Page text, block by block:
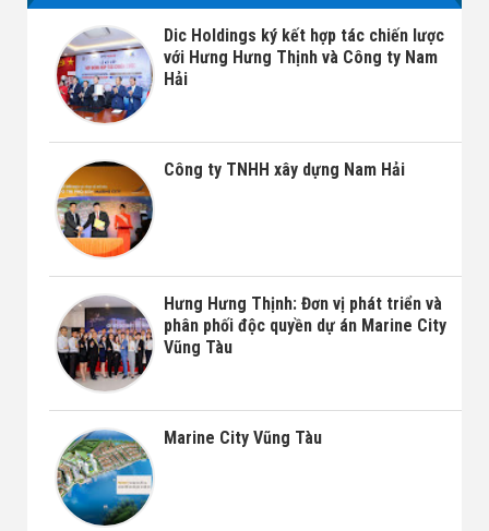
Dic Holdings ký kết hợp tác chiến lược
với Hưng Hưng Thịnh và Công ty Nam
Hải
Công ty TNHH xây dựng Nam Hải
Hưng Hưng Thịnh: Đơn vị phát triển và
phân phối độc quyền dự án Marine City
Vũng Tàu
Marine City Vũng Tàu